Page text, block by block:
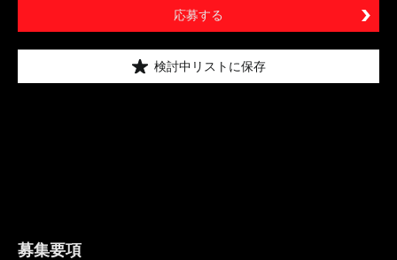
応募する
検討中リストに保存
募集要項